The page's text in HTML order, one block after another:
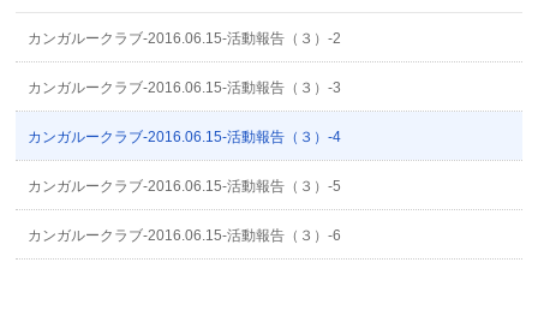
カンガルークラブ-2016.06.15-活動報告（３）-2
カンガルークラブ-2016.06.15-活動報告（３）-3
カンガルークラブ-2016.06.15-活動報告（３）-4
カンガルークラブ-2016.06.15-活動報告（３）-5
カンガルークラブ-2016.06.15-活動報告（３）-6